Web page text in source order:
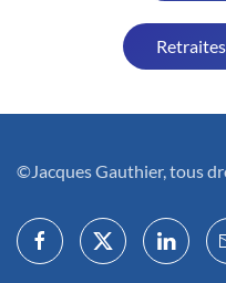
©Jacques Gauthier, tous